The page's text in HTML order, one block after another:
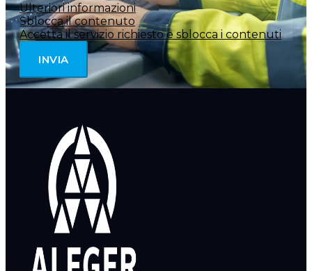
Ulteriori informazioni
Sblocca il contenuto
Accetta il servizio richiesto e sblocca i contenuti
INVIA